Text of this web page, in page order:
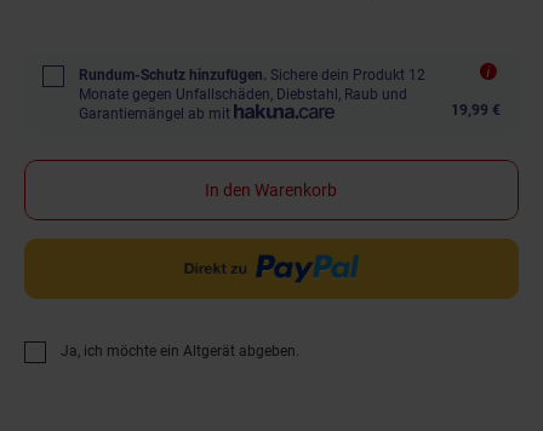
Rundum-Schutz hinzufügen. Sichere dein Produkt 12
Monate gegen Unfallschäden, Diebstahl, Raub und
Garantiemängel ab mit
19,99 €
In den Warenkorb
Ja, ich möchte ein Altgerät abgeben.